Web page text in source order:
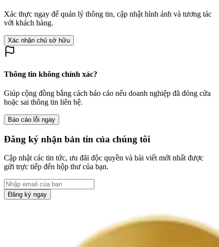
Xác thực ngay để quản lý thông tin, cập nhật hình ảnh và tương tác
với khách hàng.
Xác nhận chủ sở hữu
Thông tin không chính xác?
Giúp cộng đồng bằng cách báo cáo nếu doanh nghiệp đã đóng cửa
hoặc sai thông tin liên hệ.
Báo cáo lỗi ngay
Đăng ký nhận bản tin của chúng tôi
Cập nhật các tin tức, ưu đãi độc quyền và bài viết mới nhất được
gửi trực tiếp đến hộp thư của bạn.
Đăng ký ngay